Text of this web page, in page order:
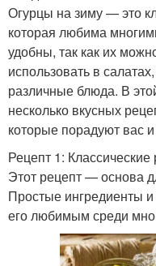
Огурцы на зиму — это
которая любима
удобны, так как их
использовать в
различные блюда. В
несколько вкусных
которые порадуют вас
Рецепт 1:
Этот рецепт — основа
Простые ингредиенты и
его любимым среди